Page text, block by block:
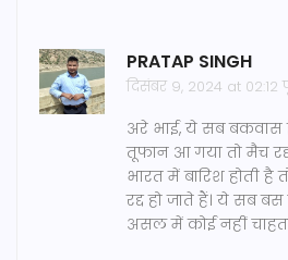
PRATAP SINGH
दिसंबर 9, 2024 at 02:12
अरे भाई, ये सब बकवास
तूफान आ गया तो मैच
भारत में बारिश होती
रद्द हो जाते हैं। ये सब
असल में कोई नहीं